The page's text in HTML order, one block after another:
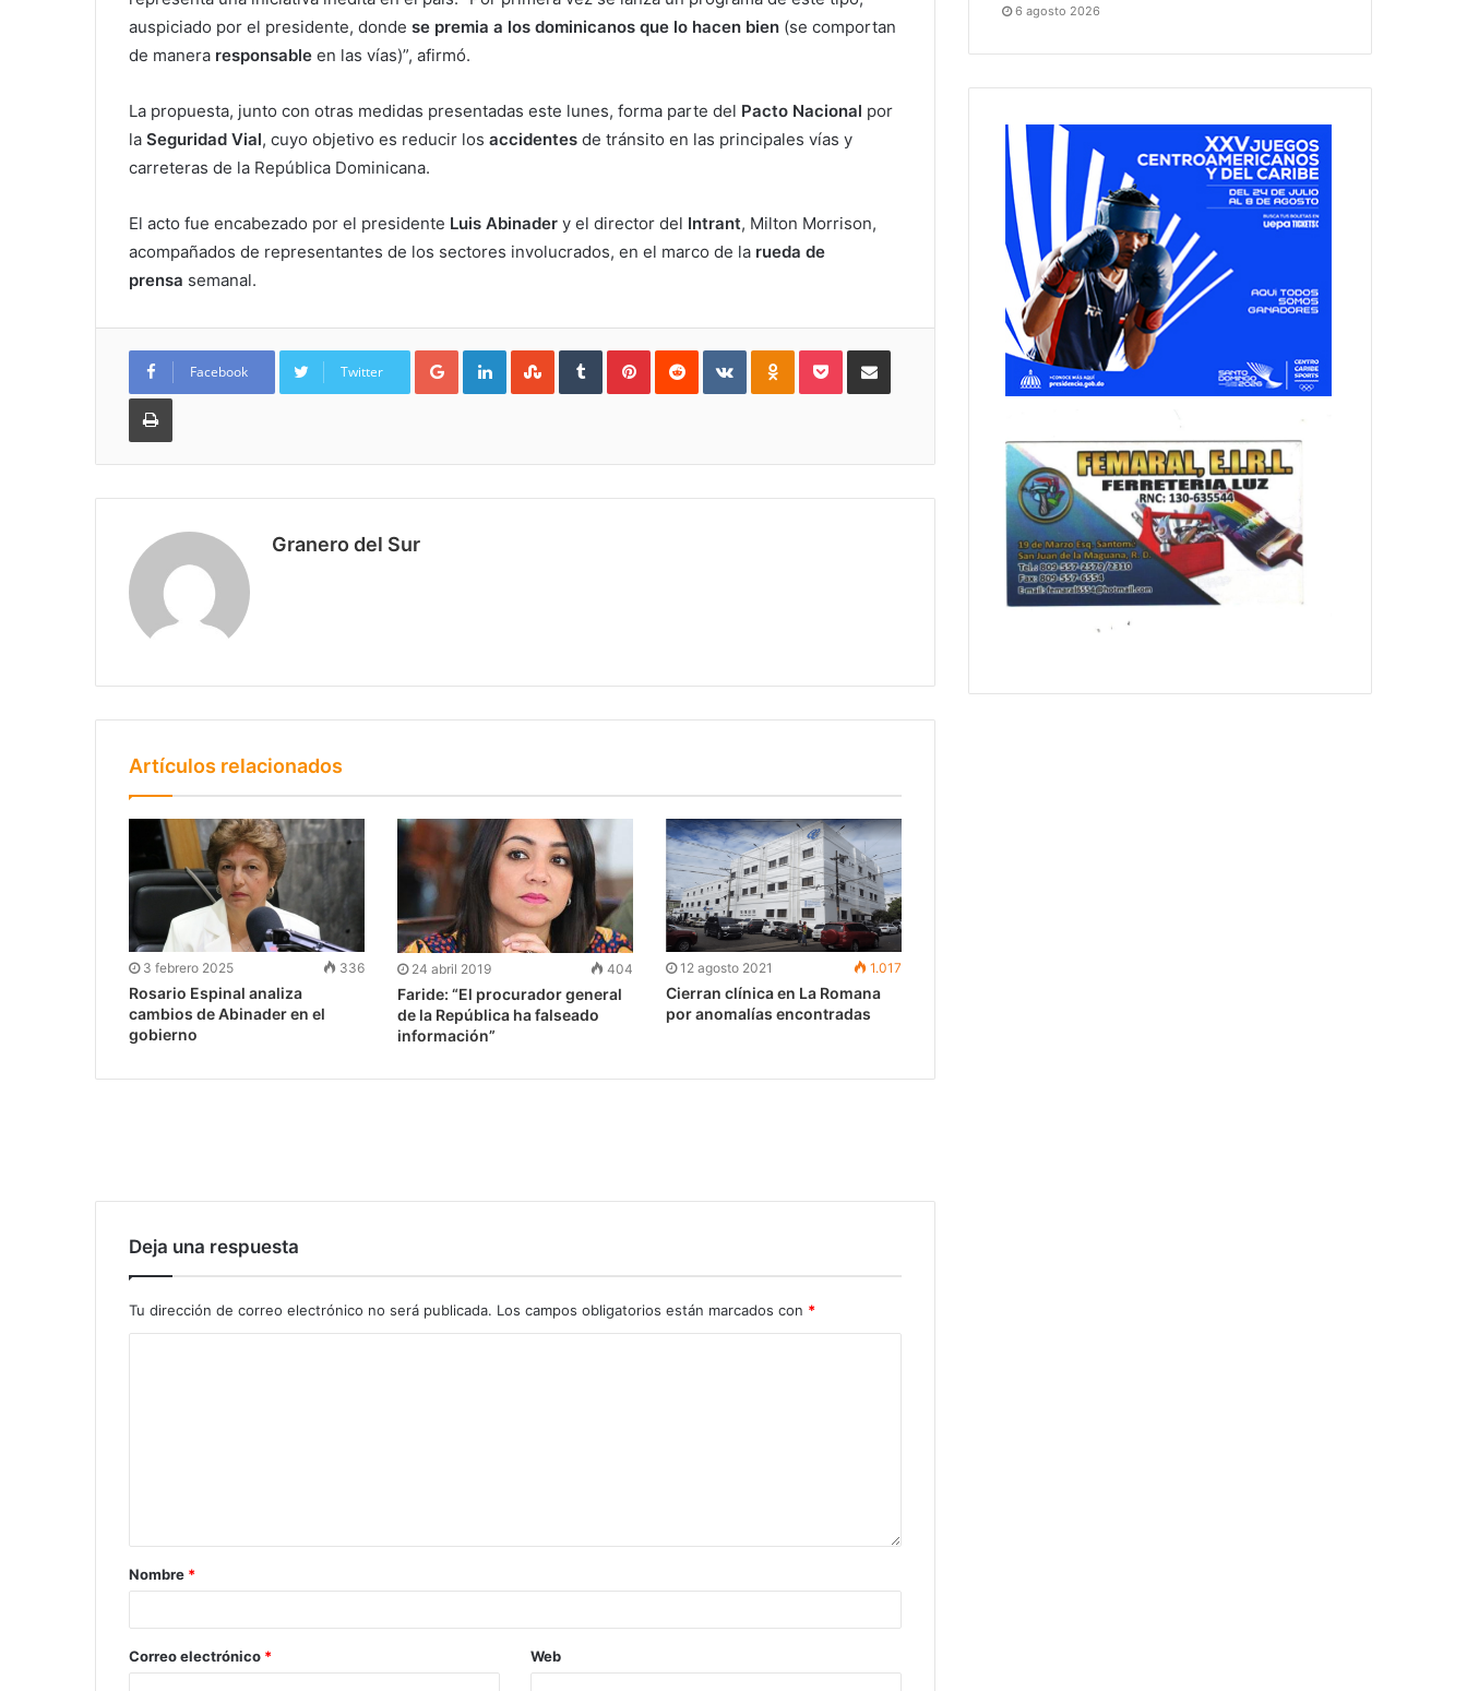
auspiciado por el presidente, donde se premia a los dominicanos que lo hacen bien (se comportan
de manera responsable en las vías)”, afirmó.
La propuesta, junto con otras medidas presentadas este lunes, forma parte del Pacto Nacional por
la Seguridad Vial, cuyo objetivo es reducir los accidentes de tránsito en las principales vías y
carreteras de la República Dominicana.
El acto fue encabezado por el presidente Luis Abinader y el director del Intrant, Milton Morrison,
acompañados de representantes de los sectores involucrados, en el marco de la rueda de
prensa semanal.
Facebook Twitter
Google+LinkedInStumbleUpon
TumblrPinterestReddit VKontakteOdnoklassniki
PocketCompartir por Correo
Imprimir
Granero del Sur
Artículos relacionados
3 febrero 2025 336
Rosario Espinal analiza
cambios de Abinader en el
gobierno
24 abril 2019 404
Faride: “El procurador general
de la República ha falseado
información”
12 agosto 2021 1.017
Cierran clínica en La Romana
por anomalías encontradas
Deja una respuesta
Tu dirección de correo electrónico no será publicada. Los campos obligatorios están marcados con *
Nombre *
Correo electrónico * Web
6 agosto 2026